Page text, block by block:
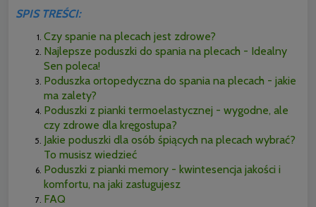
SPIS TREŚCI:
Czy spanie na plecach jest zdrowe?
Najlepsze poduszki do spania na plecach - Idealny
Sen poleca!
Poduszka ortopedyczna do spania na plecach - jakie
ma zalety?
Poduszki z pianki termoelastycznej - wygodne, ale
czy zdrowe dla kręgosłupa?
Jakie poduszki dla osób śpiących na plecach wybrać?
To musisz wiedzieć
Poduszki z pianki memory - kwintesencja jakości i
komfortu, na jaki zasługujesz
FAQ